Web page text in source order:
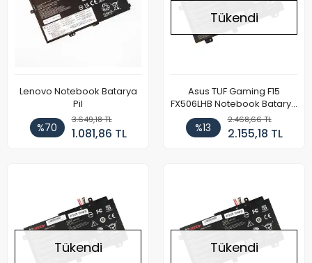
Lenovo Notebook Batarya
Pil
%70
3.649,18 TL
1.081,86 TL
Tükendi
Asus TUF Gaming F15
FX506LHB Notebook Batarya
Pil
%13
2.468,66 TL
2.155,18 TL
Tükendi Tükendi